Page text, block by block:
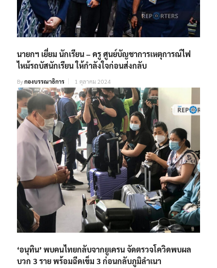
นายกฯ เยี่ยม นักเรียน – ครู ศูนย์บัญชาการเหตุการณ์ไฟ
ไหม้รถบัสนักเรียน ให้กำลังใจก่อนส่งกลับ
Byกองบรรณาธิการ 1 ตุลาคม 2024
‘อนุทิน’ พบคนไทยกลับจากยูเครน จัดตรวจโควิดพบผล
บวก 3 ราย พร้อมฉีดเข็ม 3 ก่อนกลับภูมิลำเนา